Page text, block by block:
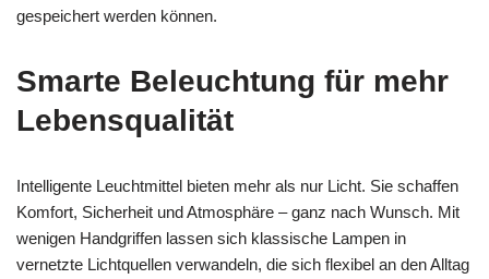
gespeichert werden können.
Smarte Beleuchtung für mehr
Lebensqualität
Intelligente Leuchtmittel bieten mehr als nur Licht. Sie schaffen
Komfort, Sicherheit und Atmosphäre – ganz nach Wunsch. Mit
wenigen Handgriffen lassen sich klassische Lampen in
vernetzte Lichtquellen verwandeln, die sich flexibel an den Alltag